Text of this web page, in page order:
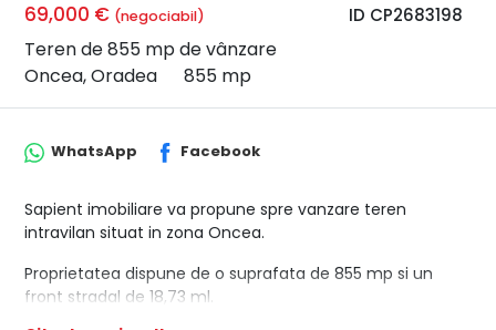
ID CP2683198
69,000 € (negociabil)
Teren de 855 mp de vânzare
Oncea, Oradea
855 mp
WhatsApp Facebook
Sapient imobiliare va propune spre vanzare teren
intravilan situat in zona Oncea.
Proprietatea dispune de o suprafata de 855 mp si un
front stradal de 18,73 ml.